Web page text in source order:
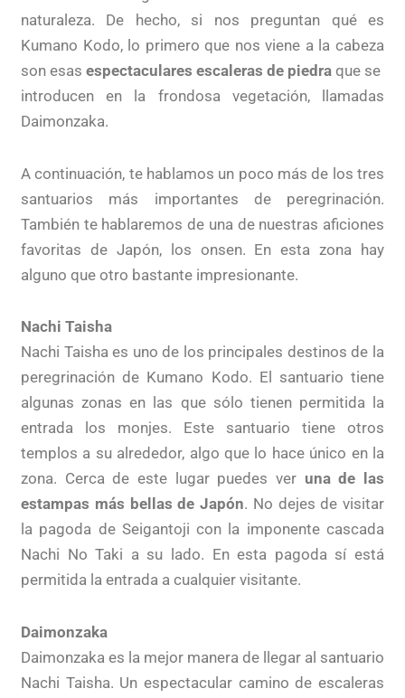
naturaleza. De hecho, si nos preguntan qué es
Kumano Kodo, lo primero que nos viene a la cabeza
son esas espectaculares escaleras de piedra que se
introducen en la frondosa vegetación, llamadas
Daimonzaka.
A continuación, te hablamos un poco más de los tres
santuarios más importantes de peregrinación.
También te hablaremos de una de nuestras aficiones
favoritas de Japón, los onsen. En esta zona hay
alguno que otro bastante impresionante.
Nachi Taisha
Nachi Taisha es uno de los principales destinos de la
peregrinación de Kumano Kodo. El santuario tiene
algunas zonas en las que sólo tienen permitida la
entrada los monjes. Este santuario tiene otros
templos a su alrededor, algo que lo hace único en la
zona. Cerca de este lugar puedes ver una de las
estampas más bellas de Japón. No dejes de visitar
la pagoda de Seigantoji con la imponente cascada
Nachi No Taki a su lado. En esta pagoda sí está
permitida la entrada a cualquier visitante.
Daimonzaka
Daimonzaka es la mejor manera de llegar al santuario
Nachi Taisha. Un espectacular camino de escaleras